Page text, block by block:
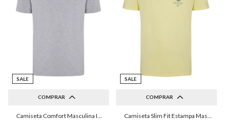
SALE
COMPRAR
P M G GG
SALE
COMPRAR
PP P M